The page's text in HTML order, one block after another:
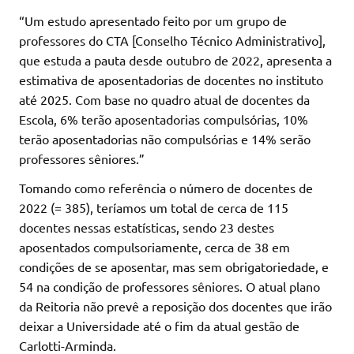
“Um estudo apresentado feito por um grupo de
professores do CTA [Conselho Técnico Administrativo],
que estuda a pauta desde outubro de 2022, apresenta a
estimativa de aposentadorias de docentes no instituto
até 2025. Com base no quadro atual de docentes da
Escola, 6% terão aposentadorias compulsórias, 10%
terão aposentadorias não compulsórias e 14% serão
professores sêniores.”
Tomando como referência o número de docentes de
2022 (= 385), teríamos um total de cerca de 115
docentes nessas estatísticas, sendo 23 destes
aposentados compulsoriamente, cerca de 38 em
condições de se aposentar, mas sem obrigatoriedade, e
54 na condição de professores sêniores. O atual plano
da Reitoria não prevê a reposição dos docentes que irão
deixar a Universidade até o fim da atual gestão de
Carlotti-Arminda.